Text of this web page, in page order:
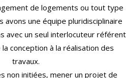
de logements ou tout type
avons une équipe pluridisciplinaire
avec un seul interlocuteur référent
conception à la réalisation des
travaux.
non initiées, mener un projet de